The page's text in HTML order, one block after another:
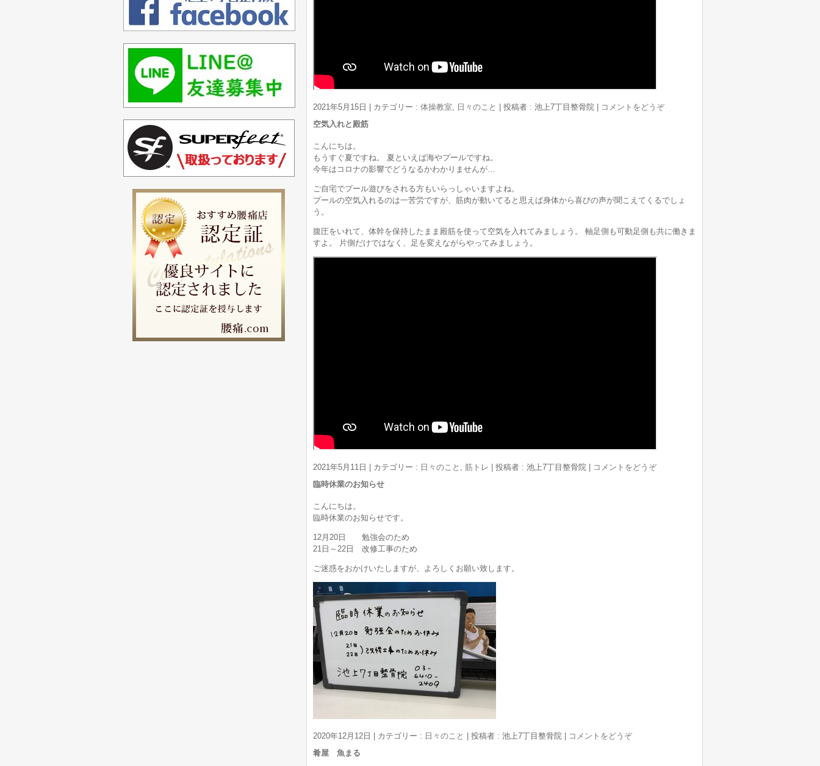
2021年5月15日 カテゴリー : 体操教室, 日々のこと 投稿者 : 池上7丁目整骨院
コメントをどうぞ
空気入れと殿筋
こんにちは。
もうすぐ夏ですね。 夏といえば海やプールですね。
今年はコロナの影響でどうなるかわかりませんが…
ご自宅でプール遊びをされる方もいらっしゃいますよね。
プールの空気入れるのは一苦労ですが、筋肉が動いてると思えば身体から喜びの声が聞こえてくるでしょ
う。
腹圧をいれて、体幹を保持したまま殿筋を使って空気を入れてみましょう。 軸足側も可動足側も共に働きま
すよ。 片側だけではなく、足を変えながらやってみましょう。
2021年5月11日 カテゴリー : 日々のこと , 筋トレ 投稿者 : 池上7丁目整骨院
コメントをどうぞ
臨時休業のお知らせ
こんにちは。
臨時休業のお知らせです。
12月20日 勉強会のため
21日～22日 改修工事のため
ご迷惑をおかけいたしますが、よろしくお願い致します。
2020年12月12日 カテゴリー : 日々のこと 投稿者 : 池上7丁目整骨院
コメントをどうぞ
肴屋 魚まる